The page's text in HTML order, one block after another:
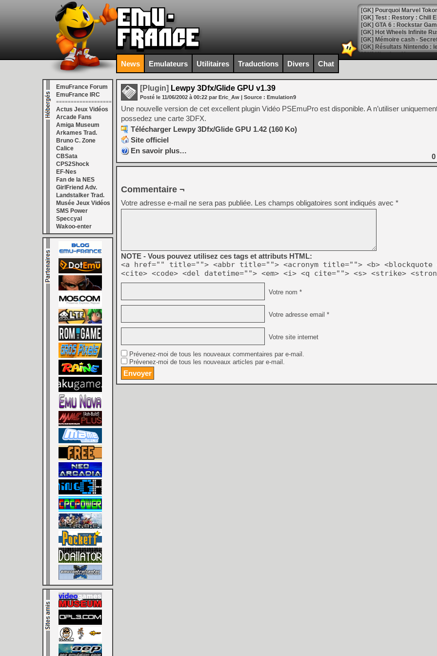
[GK] Pourquoi Marvel
[GK] Test : Restory : Chill
[GK] GTA 6 : Rockstar
[GK] Hot Wheels Infinite
[GK] Mémoire cash -
[GK] Résultats Nintendo :
[GK] Déjà des
[Mo5] Brickboy cherche à
[GK] Minecraft et ses «
[GK] Beast of
[GK] Ubisoft : fin de partie
[GK] Mémoire cash -
[GK] Dan Houser (GTA)
[GK] Comment EA Sports
[GK] Crimson Moon : un
[GK] Isle of Reveries : le
[GK] Moonlighter 2 : The
[GK] Capcom relance
[Mo5] Deux inédits du
[GK] Le beat'em up The
[GK] Endless Legend 2 :
[LS] [PS5] Le WebKit
[GK] Oubliez Crazy Taxi,
[LS] [Switch] NSZ 5.0.0
[GK] No More Room in
[GK] Un chatbot Atelier
[GK] Mémoire cash -
[GK] Nvidia : le prix des
[GK] Suikoden Star Leap
[Mo5] La mini borne
News Emulateurs Utilitaires Traductions Divers Chat
EmuFrance Forum
EmuFrance IRC
===================
Actus Jeux Vidéos
Arcade Fans
Amiga Museum
Arkames Trad.
Bruno C. Zone
Calice
CBSata
CPS2Shock
EF-Nes
Fan de la NES
GirlFriend Adv.
Landstalker Trad.
Musée Jeux Vidéos
SMS Power
Speccyal
Wakoo-enter
[Plugin] Lewpy 3Dfx/Glide GPU v1.39
Posté le 11/06/2002 à 00:22 par Eric_Aw | Source : Emulation9
Une nouvelle version de cet excellent plugin Vidéo PSEmuPro est disponible. A n’utiliser
possedez une carte 3DFX.
Télécharger Lewpy 3Dfx/Glide GPU 1.42 (160 Ko)
Site officiel
En savoir plus…
0
Commentaire ¬
Votre adresse e-mail ne sera pas publiée. Les champs obligatoires sont indiqués avec *
NOTE - Vous pouvez utilisez ces tags et attributs HTML:
<a href="" title=""> <abbr title=""> <acronym title=""> <b> <blockquote
<cite> <code> <del datetime=""> <em> <i> <q cite=""> <s> <strike>
Votre nom *
Votre adresse email *
Votre site internet
Prévenez-moi de tous les nouveaux commentaires par e-mail.
Prévenez-moi de tous les nouveaux articles par e-mail.